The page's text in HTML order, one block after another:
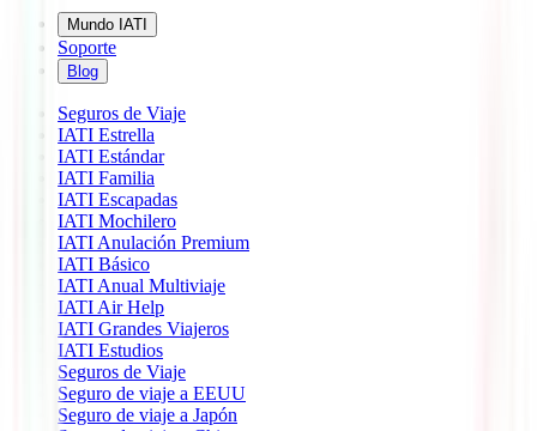
Mundo IATI
Soporte
Blog
Seguros de Viaje
IATI Estrella
IATI Estándar
IATI Familia
IATI Escapadas
IATI Mochilero
IATI Anulación Premium
IATI Básico
IATI Anual Multiviaje
IATI Air Help
IATI Grandes Viajeros
IATI Estudios
Seguros de Viaje
Seguro de viaje a EEUU
Seguro de viaje a Japón